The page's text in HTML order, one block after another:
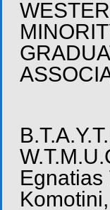
Egnatias